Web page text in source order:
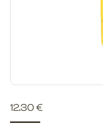
12.30 €